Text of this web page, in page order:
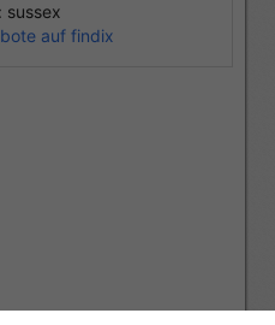
sussex
auf findix